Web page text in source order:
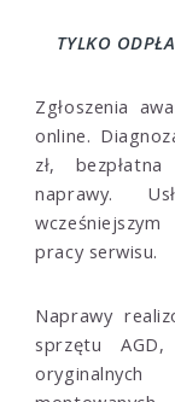
TYLKO
Zgłoszenia
online.
zł,
naprawy.
pracy serwisu.
Naprawy
sprzętu
oryginalnych